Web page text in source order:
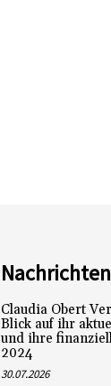
Nachrichten
Claudia Obert
Blick auf ihr
und ihre
2024
30.07.2026